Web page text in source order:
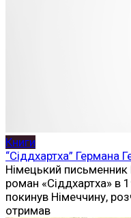
Книги
“Сіддхартха” Германа
Німецький письменник
роман «Сіддхартха» в
покинув Німеччину,
отримав